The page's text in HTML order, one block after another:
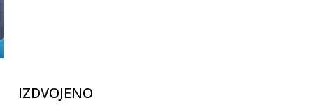
IZDVOJENO